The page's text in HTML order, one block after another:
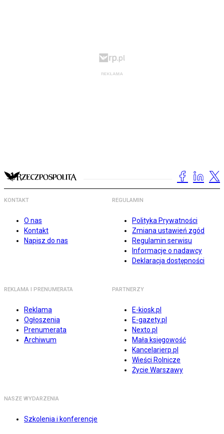
KONTAKT
O nas
Kontakt
Napisz do nas
REGULAMIN
Polityka Prywatności
Zmiana ustawień zgód
Regulamin serwisu
Informacje o nadawcy
Deklaracja dostępności
REKLAMA I PRENUMERATA
Reklama
Ogłoszenia
Prenumerata
Archiwum
PARTNERZY
E-kiosk.pl
E-gazety.pl
Nexto.pl
Mała księgowość
Kancelarierp.pl
Wieści Rolnicze
Życie Warszawy
NASZE WYDARZENIA
Szkolenia i konferencje